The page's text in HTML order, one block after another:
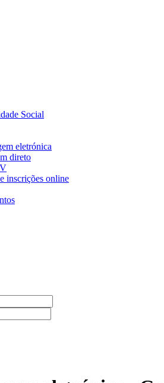
Social
eletrónica
direto
inscrições online